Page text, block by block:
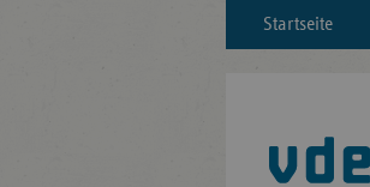
Startseite